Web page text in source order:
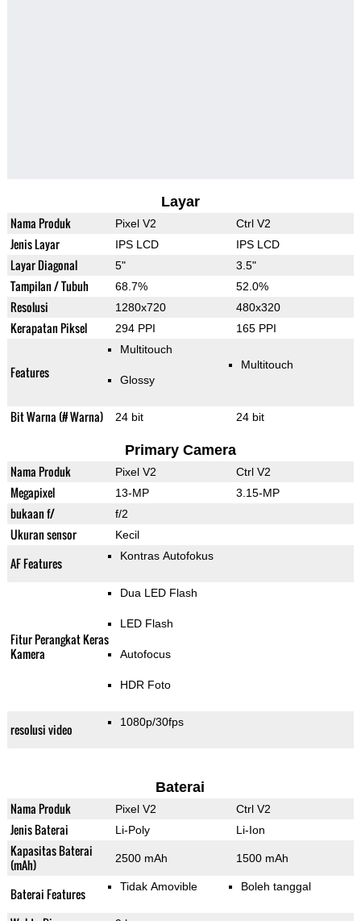
Layar
Nama Produk Pixel V2 Ctrl V2
Jenis Layar IPS LCD IPS LCD
Layar Diagonal 5" 3.5"
Tampilan / Tubuh 68.7% 52.0%
Resolusi 1280x720 480x320
Kerapatan Piksel 294 PPI 165 PPI
Features
Multitouch
Glossy
Multitouch
Bit Warna (# Warna) 24 bit 24 bit
Primary Camera
Nama Produk Pixel V2 Ctrl V2
Megapixel 13-MP 3.15-MP
bukaan f/ f/2
Ukuran sensor Kecil
AF Features Kontras Autofokus
Fitur Perangkat Keras
Kamera
Dua LED Flash
LED Flash
Autofocus
HDR Foto
resolusi video 1080p/30fps
Baterai
Nama Produk Pixel V2 Ctrl V2
Jenis Baterai Li-Poly Li-Ion
Kapasitas Baterai
(mAh)
2500 mAh 1500 mAh
Baterai Features Tidak Amovible Boleh tanggal